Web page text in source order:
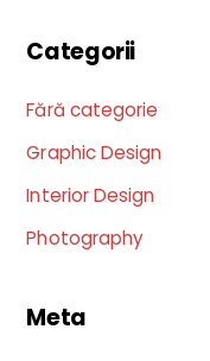
Categorii
Fără categorie
Graphic Design
Interior Design
Photography
Meta